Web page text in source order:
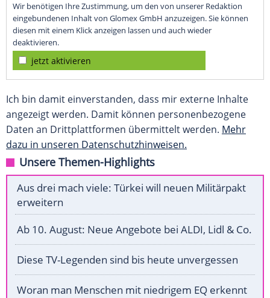
Wir benötigen Ihre Zustimmung, um den von unserer Redaktion
eingebundenen Inhalt von Glomex GmbH anzuzeigen. Sie können
diesen mit einem Klick anzeigen lassen und auch wieder
deaktivieren.
jetzt aktivieren
Ich bin damit einverstanden, dass mir externe Inhalte
angezeigt werden. Damit können personenbezogene
Daten an Drittplattformen übermittelt werden. Mehr
dazu in unseren Datenschutzhinweisen.
Unsere Themen-Highlights
Aus drei mach viele: Türkei will neuen Militärpakt
erweitern
Ab 10. August: Neue Angebote bei ALDI, Lidl & Co.
Diese TV-Legenden sind bis heute unvergessen
Woran man Menschen mit niedrigem EQ erkennt